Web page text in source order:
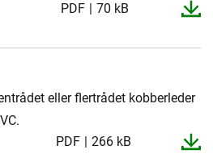
PDF 70 kB
eller flertrådet kobberleder
PDF 266 kB